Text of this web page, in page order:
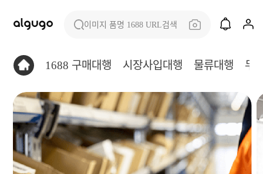
이미지 품명 1688 URL검색
1688 구매대행 시장사입대행 물류대행 무